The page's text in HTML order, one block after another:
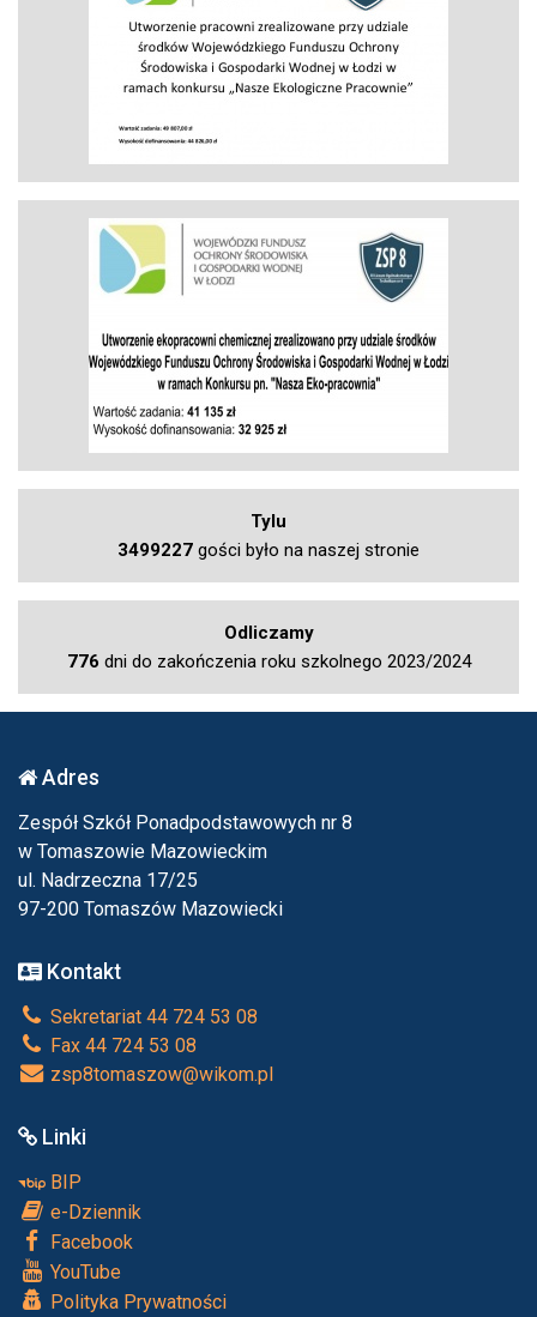
Tylu
3499227 gości było na naszej stronie
Odliczamy
776 dni do zakończenia roku szkolnego 2023/2024
Adres
Zespół Szkół Ponadpodstawowych nr 8
w Tomaszowie Mazowieckim
ul. Nadrzeczna 17/25
97-200 Tomaszów Mazowiecki
Kontakt
Sekretariat 44 724 53 08
Fax 44 724 53 08
zsp8tomaszow@wikom.pl
Linki
BIP
e-Dziennik
Facebook
YouTube
Polityka Prywatności